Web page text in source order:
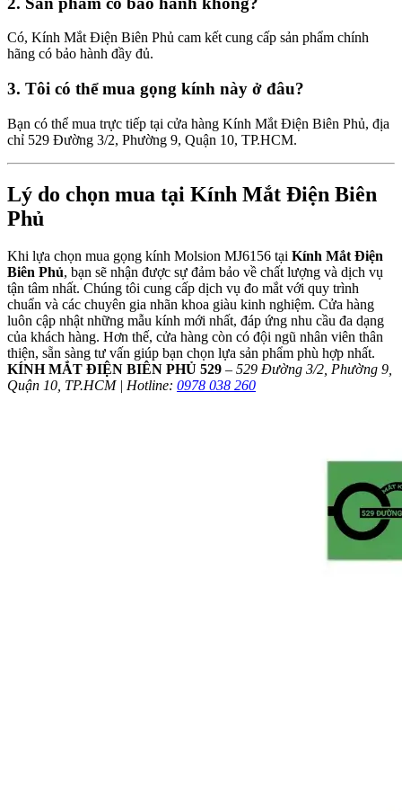
Có, Kính Mắt Điện Biên Phủ cam kết cung cấp sản phẩm chính
hãng có bảo hành đầy đủ.
3. Tôi có thể mua gọng kính này ở đâu?
Bạn có thể mua trực tiếp tại cửa hàng Kính Mắt Điện Biên Phủ, địa
chỉ 529 Đường 3/2, Phường 9, Quận 10, TP.HCM.
Lý do chọn mua tại Kính Mắt Điện Biên
Phủ
Khi lựa chọn mua gọng kính Molsion MJ6156 tại Kính Mắt Điện
Biên Phủ, bạn sẽ nhận được sự đảm bảo về chất lượng và dịch vụ
tận tâm nhất. Chúng tôi cung cấp dịch vụ đo mắt với quy trình
chuẩn và các chuyên gia nhãn khoa giàu kinh nghiệm. Cửa hàng
luôn cập nhật những mẫu kính mới nhất, đáp ứng nhu cầu đa dạng
của khách hàng. Hơn thế, cửa hàng còn có đội ngũ nhân viên thân
thiện, sẵn sàng tư vấn giúp bạn chọn lựa sản phẩm phù hợp nhất.
KÍNH MẮT ĐIỆN BIÊN PHỦ 529 – 529 Đường 3/2, Phường 9,
Quận 10, TP.HCM | Hotline: 0978 038 260